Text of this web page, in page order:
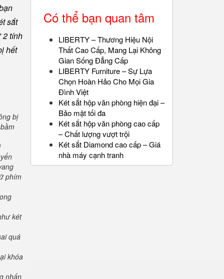
sắt
2 tính
hết
bị
phím
két
quá
khóa
nhấn
Có thể bạn quan tâm
LIBERTY – Thương Hiệu Nội
Thất Cao Cấp, Mang Lại Không
Gian Sống Đẳng Cấp
LIBERTY Furniture – Sự Lựa
Chọn Hoàn Hảo Cho Mọi Gia
Đình Việt
Két sắt hộp văn phòng hiện đại –
Bảo mật tối đa
Két sắt hộp văn phòng cao cấp
– Chất lượng vượt trội
Két sắt Diamond cao cấp – Giá
nhà máy cạnh tranh